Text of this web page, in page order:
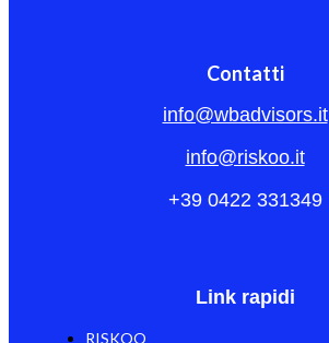
Contatti
info@wbadvisors.it
info@riskoo.it
+39 0422 331349
Link rapidi
RISKOO